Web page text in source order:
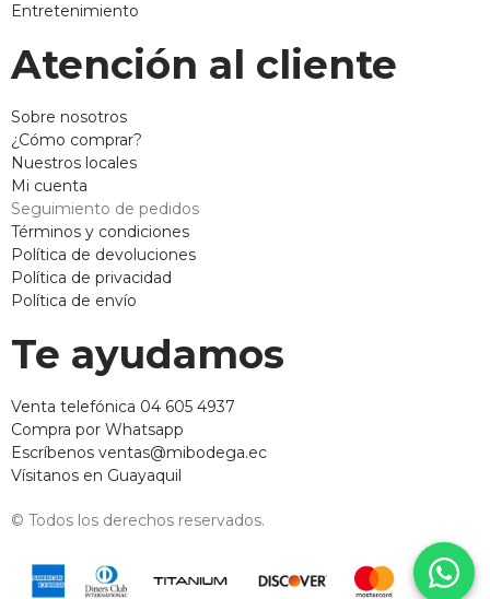
Entretenimiento
Atención al cliente
Sobre nosotros
¿Cómo comprar?
Nuestros locales
Mi cuenta
Seguimiento de pedidos
Términos y condiciones
Política de devoluciones
Política de privacidad
Política de envío
Te ayudamos
Venta telefónica 04 605 4937
Compra por Whatsapp
Escríbenos ventas@mibodega.ec
Vísitanos en Guayaquil
© Todos los derechos reservados.